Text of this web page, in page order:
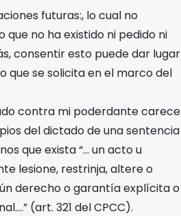
futuras:, lo cual no
no ha existido ni pedido ni
consentir esto puede dar lugar
que se solicita en el marco del
contra mi poderdante carece
del dictado de una sentencia
que exista “… un acto u
lesione, restrinja, altere o
derecho o garantía explícita o
(art. 321 del CPCC).